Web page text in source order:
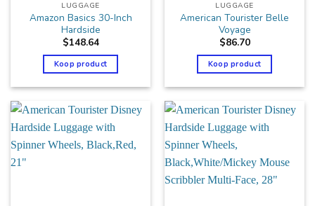
LUGGAGE
Amazon Basics 30-Inch
Hardside
$148.64
Koop product
LUGGAGE
American Tourister Belle
Voyage
$86.70
Koop product